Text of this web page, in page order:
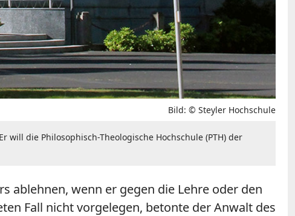
Bild: © Steyler Hochschule
die Philosophisch-Theologische Hochschule (PTH) der
ablehnen, wenn er gegen die Lehre oder den
Fall nicht vorgelegen, betonte der Anwalt des